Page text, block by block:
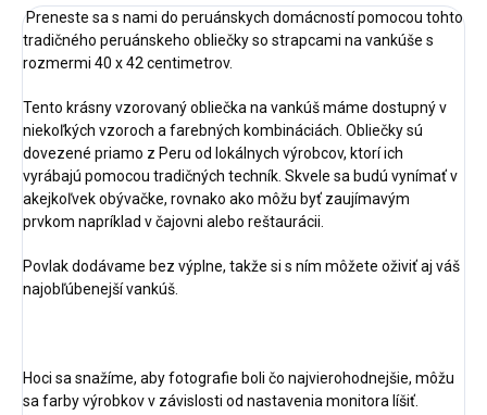
Preneste sa s nami do peruánskych domácností pomocou tohto
tradičného peruánskeho obliečky so strapcami na vankúše s
rozmermi 40 x 42 centimetrov.
Tento krásny vzorovaný obliečka na vankúš máme dostupný v
niekoľkých vzoroch a farebných kombináciách. Obliečky sú
dovezené priamo z Peru od lokálnych výrobcov, ktorí ich
vyrábajú pomocou tradičných techník. Skvele sa budú vynímať v
akejkoľvek obývačke, rovnako ako môžu byť zaujímavým
prvkom napríklad v čajovni alebo reštaurácii.
Povlak dodávame bez výplne, takže si s ním môžete oživiť aj váš
najobľúbenejší vankúš.
Hoci sa snažíme, aby fotografie boli čo najvierohodnejšie, môžu
sa farby výrobkov v závislosti od nastavenia monitora líšiť.